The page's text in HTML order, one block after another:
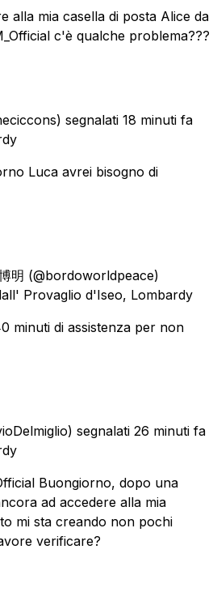
alla mia casella di posta Alice da
c'è qualche problema???
segnalati 18 minuti fa
Luca avrei bisogno di
明 (@bordoworldpeace)
Provaglio d'Iseo, Lombardy
minuti di assistenza per non
segnalati 26 minuti fa
Buongiorno, dopo una
ad accedere alla mia
mi sta creando non pochi
verificare?